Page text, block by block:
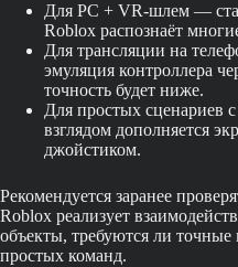
Для PC + VR-шлем —
Roblox распознаёт
Для трансляции на
эмуляция контроллера
точность будет ниже.
Для простых сценариев
взглядом дополняется
джойстиком.
Рекомендуется заранее
Roblox реализует
объекты, требуются ли
простых команд.